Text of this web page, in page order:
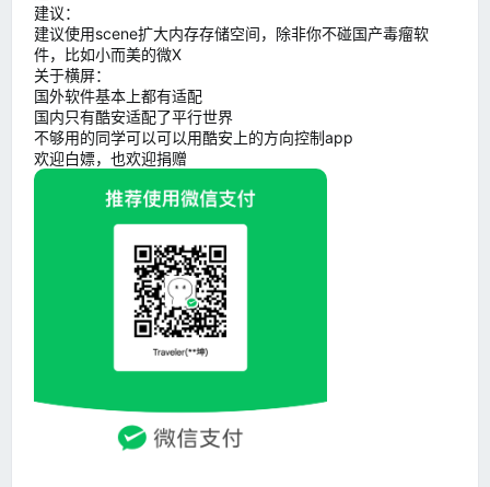
建议：
建议使用scene扩大内存存储空间，除非你不碰国产毒瘤软
件，比如小而美的微X
关于横屏：
国外软件基本上都有适配
国内只有酷安适配了平行世界
不够用的同学可以可以用酷安上的方向控制app
欢迎白嫖，也欢迎捐赠